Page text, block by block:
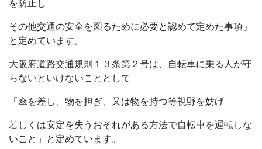
を防止し
その他交通の安全を図るために必要と認めて定めた事項」
と定めています。
大阪府道路交通規則１３条第２号は、自転車に乗る人が守
らないといけないこととして
「傘を差し、物を担ぎ、又は物を持つ等視野を妨げ
若しくは安定を失うおそれがある方法で自転車を運転しな
いこと」と定めています。